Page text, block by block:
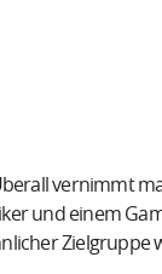
vernimmt
und einem
Zielgruppe